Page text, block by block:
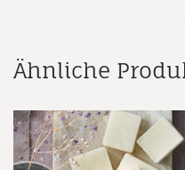
Ähnliche